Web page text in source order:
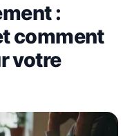
:
comment
votre